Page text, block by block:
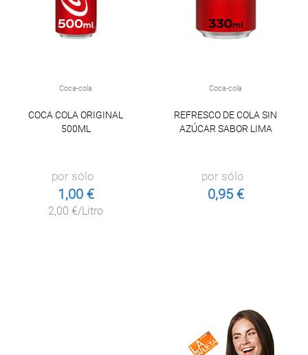
Coca-cola
COCA COLA ORIGINAL
500ML
por sólo
1,00 €
2,00 €/Litro
Coca-cola
REFRESCO DE COLA SIN
AZÚCAR SABOR LIMA
por sólo
0,95 €